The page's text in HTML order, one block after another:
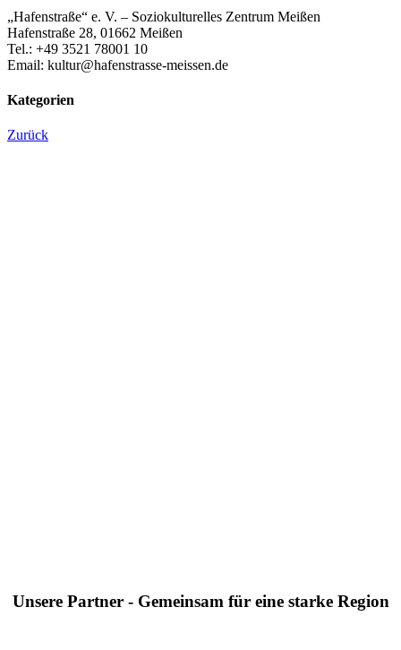
„Hafenstraße“ e. V. – Soziokulturelles Zentrum Meißen
Hafenstraße 28, 01662 Meißen
Tel.: +49 3521 78001 10
Email: kultur@hafenstrasse-meissen.de
Kategorien
Zurück
Unsere Partner - Gemeinsam für eine starke Region